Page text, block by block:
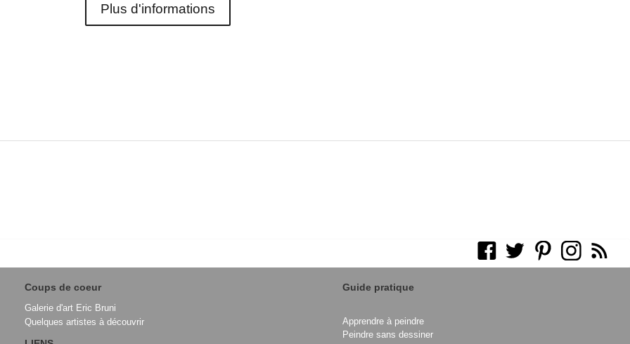
Plus d'informations
Coups de coeur
Galerie d'art Eric Bruni
Quelques artistes à découvrir
Guide pratique
Apprendre à peindre
Peindre sans dessiner